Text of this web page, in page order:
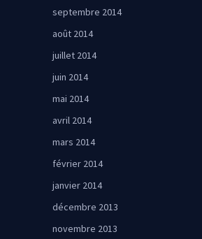
septembre 2014
août 2014
juillet 2014
juin 2014
mai 2014
avril 2014
mars 2014
février 2014
janvier 2014
décembre 2013
novembre 2013